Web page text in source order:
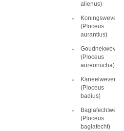
alienus)
Koningswever
(Ploceus
aurantius)
Goudnekwever
(Ploceus
aureonucha)
Kaneelwever
(Ploceus
badius)
Baglafechtwever
(Ploceus
baglafecht)